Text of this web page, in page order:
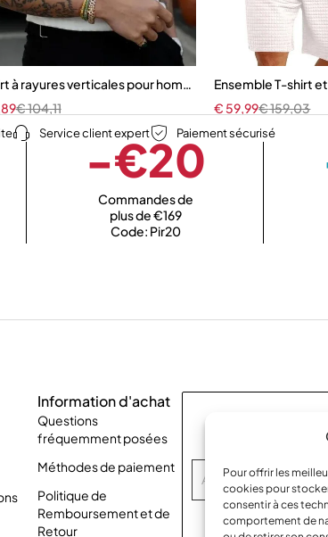
Pour offrir les
cookies pour
consentir à ces
comportement de
à rayures verticales pour hommes
€104,11
Ensemble T-shirt
€159,03
€ 59,99
Service client expert Paiement sécurisé
-€20
Commandes de
plus de €169
Code: Pir20
Information d'achat
Questions
fréquemment posées
Méthodes de paiement
Politique de
Remboursement et de
Retour
Abonnez-vous